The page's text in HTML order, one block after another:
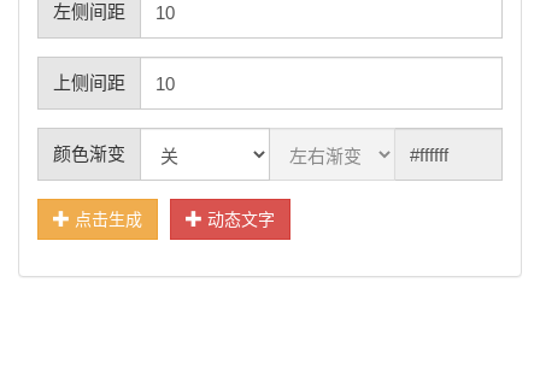
左侧间距
上侧间距
颜色渐变
点击生成 动态文字